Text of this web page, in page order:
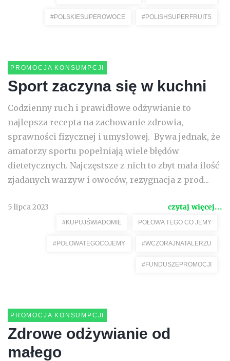
#POLSKIESUPEROWOCE #POLISHSUPERFRUITS
PROMOCJA KONSUMPCJI
Sport zaczyna się w kuchni
Codzienny ruch i prawidłowe odżywianie to
najlepsza recepta na zachowanie zdrowia,
sprawności fizycznej i umysłowej. Bywa jednak, że
amatorzy sportu popełniają wiele błędów
dietetycznych. Najczęstsze z nich to zbyt mała ilość
zjadanych warzyw i owoców, rezygnacja z prod...
5 lipca 2023 czytaj więcej...
#KUPUJŚWIADOMIE POŁOWA TEGO CO JEMY
#POŁOWATEGOCOJEMY #WCZORAJNATALERZU
#FUNDUSZEPROMOCJI
PROMOCJA KONSUMPCJI
Zdrowe odżywianie od
małego